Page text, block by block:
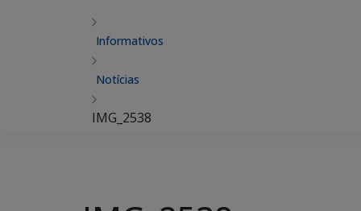
Informativos
Notícias
IMG_2538